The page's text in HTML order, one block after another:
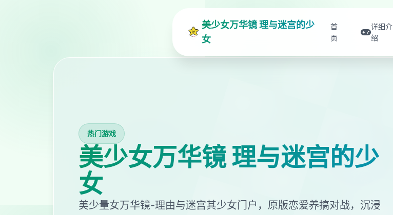
美少女万华镜 理与迷宫的少
女
首
页
详细介
绍
热门游戏
美少女万华镜 理与迷宫的少
女
美少量女万华镜-理由与迷宫其少女门户，原版恋爱养搞对战，沉浸